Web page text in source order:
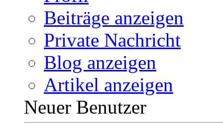
06.03.2013,21:26 #1
teddycool92
Profil
Beiträge anzeigen
Private Nachricht
Blog anzeigen